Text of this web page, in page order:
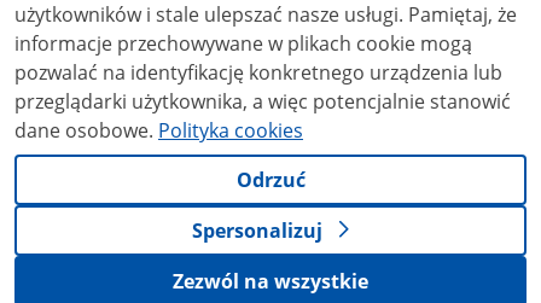
użytkowników i stale ulepszać nasze usługi. Pamiętaj, że
informacje przechowywane w plikach cookie mogą
pozwalać na identyfikację konkretnego urządzenia lub
przeglądarki użytkownika, a więc potencjalnie stanowić
dane osobowe. Polityka cookies
Odrzuć
Spersonalizuj
Zezwól na wszystkie